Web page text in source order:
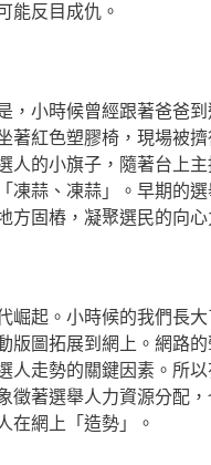
能反目成仇。
，小時候曾經跟著爸爸
著紅色塑膠椅，現場被
人的小旗子，隨著台上
凍蒜、凍蒜」。早期的選
方固樁，凝聚選民的向心
崛起。小時候的我們長
版圖拓展到網上。網路
人走勢的關鍵因素。所以
徵著選舉人力資源分配，
在網上「造勢」。